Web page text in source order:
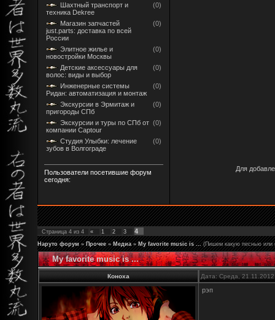
Шахтный транспорт и
техника Dekree
(0)
Магазин запчастей
just.parts: доставка по всей
России
(0)
Элитное жилье и
новостройки Москвы
(0)
Детские аксессуары для
волос: виды и выбор
(0)
Инженерные системы
Ридан: автоматизация и монтаж
(0)
Экскурсии в Эрмитаж и
пригороды СПб
(0)
Экскурсии и туры по СПб от
компании Captour
(0)
Студия Улыбки: лечение
зубов в Волгограде
(0)
Пользователи посетившие форум
сегодня:
Для
Страница 4 из 4 « 1 2 3 4
Наруто форум » Прочее » Медиа » My favorite music is ... (Пишем какую песнью или
My favorite music is ...
Коноха Дата: Среда,
рэп